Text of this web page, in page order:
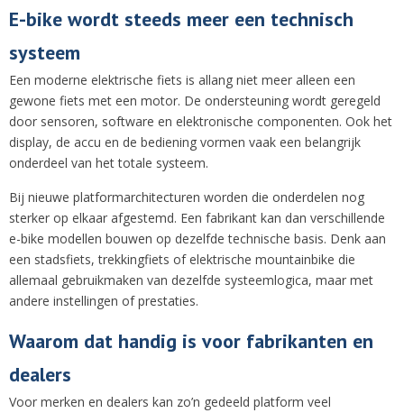
E-bike wordt steeds meer een technisch
systeem
Een moderne elektrische fiets is allang niet meer alleen een
gewone fiets met een motor. De ondersteuning wordt geregeld
door sensoren, software en elektronische componenten. Ook het
display, de accu en de bediening vormen vaak een belangrijk
onderdeel van het totale systeem.
Bij nieuwe platformarchitecturen worden die onderdelen nog
sterker op elkaar afgestemd. Een fabrikant kan dan verschillende
e-bike modellen bouwen op dezelfde technische basis. Denk aan
een stadsfiets, trekkingfiets of elektrische mountainbike die
allemaal gebruikmaken van dezelfde systeemlogica, maar met
andere instellingen of prestaties.
Waarom dat handig is voor fabrikanten en
dealers
Voor merken en dealers kan zo’n gedeeld platform veel